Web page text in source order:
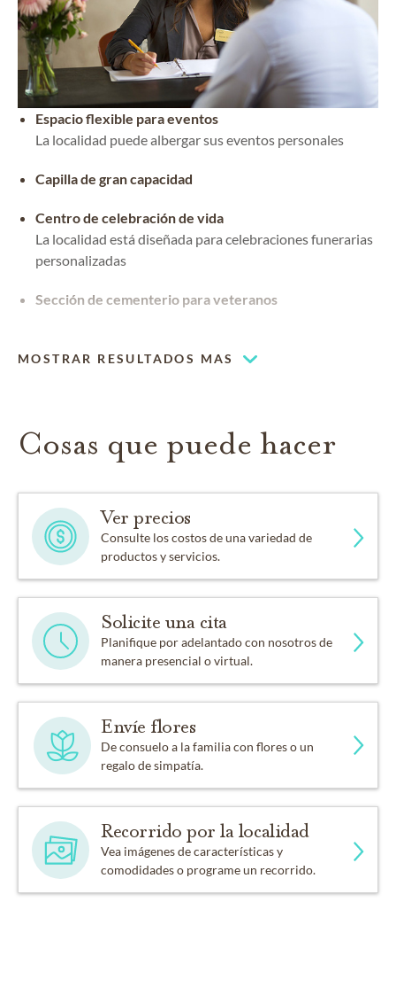
Espacio flexible para eventos
La localidad puede albergar sus eventos personales
Capilla de gran capacidad
Centro de celebración de vida
La localidad está diseñada para celebraciones funerarias
personalizadas
Sección de cementerio para veteranos
Nuestra capilla puede ser utilizada para albergar sus
MOSTRAR RESULTADOS MAS
Cosas que puede hacer
Ver precios
Consulte los costos de una variedad de
productos y servicios.
Solicite una cita
Planifique por adelantado con nosotros de
manera presencial o virtual.
Envíe flores
De consuelo a la familia con flores o un
regalo de simpatía.
Recorrido por la localidad
Vea imágenes de características y
comodidades o programe un recorrido.